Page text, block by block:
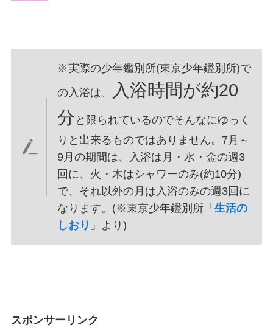
※実際の少年鑑別所(東京少年鑑別所)で
の入浴は、
入浴時間が約20
分 と限られているのでそんなにゆっく
りと出来るものではありません。7月～
9月の期間は、入浴は月・水・金の週3
回に、火・木はシャワーのみ(約10分)
で、それ以外の月は入浴のみの週3回に
なります。(※東京少年鑑別所「生活の
しおり 」より)
スポンサーリンク